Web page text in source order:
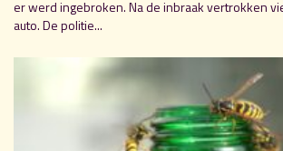
er werd ingebroken. Na de inbraak vertrokken
auto. De politie...